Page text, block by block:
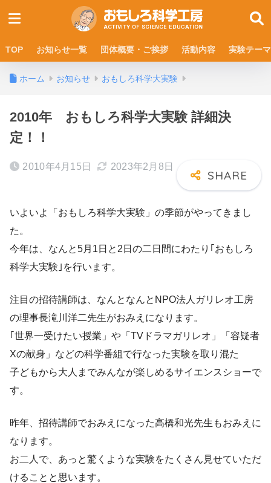
TOP お知らせ一覧 団体概要・ご挨拶 活動内容 実験テーマ
ホーム お知らせ おもしろ科学大実験
2010年 おもしろ科学大実験 詳細決
定！！
2010年4月15日 2023年2月8日
いよいよ「おもしろ科学大実験」の季節がやってきまし
た。
今年は、なんと5月1日と2日の二日間にわたり｢おもしろ
科学大実験｣を行います。
注目の招待講師は、なんとなんとNPO法人ガリレオ工房
の理事長滝川洋二先生がおみえになります。
｢世界一受けたい授業」や「TVドラマガリレオ」「容疑者
Xの献身」などの科学番組で行なった実験を取り混た
子どもから大人までみんなが楽しめるサイエンスショーで
す。
昨年、招待講師でおみえになった高橋和光先生もおみえに
なります。
お二人で、あっと驚くような実験をたくさん見せていただ
けることと思います。